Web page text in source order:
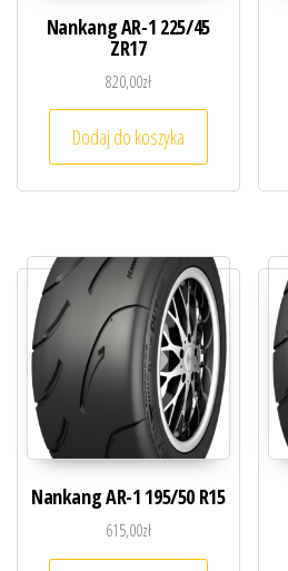
Nankang AR-1 225/45
ZR17
820,00zł
Dodaj do koszyka
Nankang AR-1 195/50 R15
615,00zł